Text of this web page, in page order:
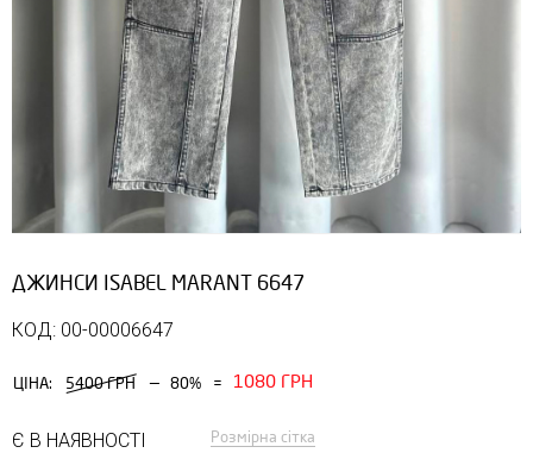
ДЖИНСИ ISABEL MARANT 6647
КОД: 00-00006647
ЦІНА: 5400 ГРН — 80% = 1080 ГРН
Є В НАЯВНОСТІ Розмірна сітка